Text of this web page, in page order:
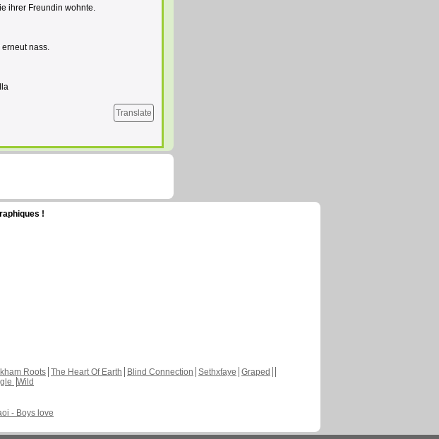
ihrer Freundin wohnte.
nass.
Translate
!
Roots The Heart Of Earth Blind Connection Sethxfaye Graped
Wild
- Boys love